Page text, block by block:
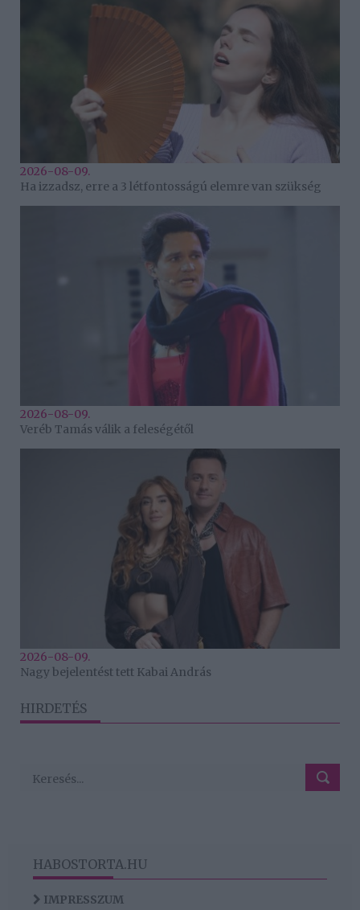
2026-08-09.
Ha izzadsz, erre a 3 létfontosságú elemre van szükség
2026-08-09.
Veréb Tamás válik a feleségétől
2026-08-09.
Nagy bejelentést tett Kabai András
HIRDETÉS
HABOSTORTA.HU
IMPRESSZUM